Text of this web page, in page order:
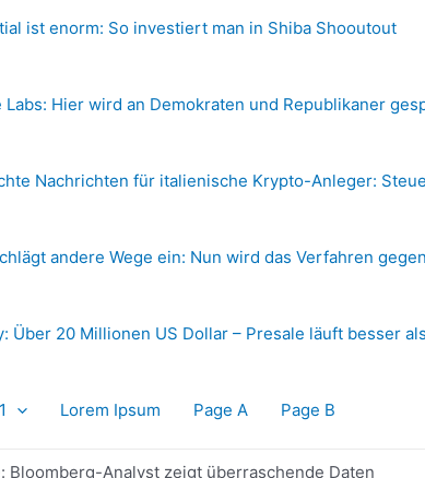
ist enorm: So investiert man in Shiba Shooutout
Labs: Hier wird an Demokraten und Republikaner
Nachrichten für italienische Krypto-Anleger:
andere Wege ein: Nun wird das Verfahren
Über 20 Millionen US Dollar – Presale läuft besser
Lorem Ipsum Page A Page B
Bloomberg-Analyst zeigt überraschende Daten